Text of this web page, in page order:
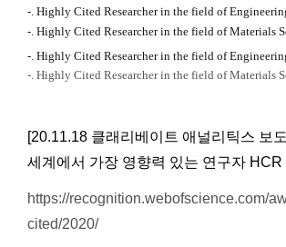
-. Highly Cited Researcher in the field of
-. Highly Cited Researcher in the field of Materials
-. Highly Cited Researcher in the field of
-. Highly Cited Researcher in the field of Materials
[20.11.18 클래리베이트 애널리틱스 보
세계에서 가장 영향력 있는 연구자 HCR
https://recognition.webofscience.com/
cited/2020/